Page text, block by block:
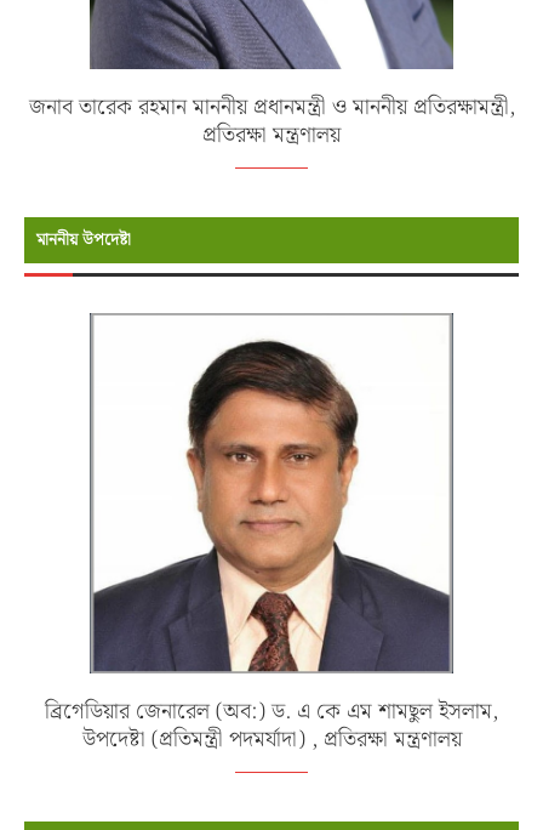
জনাব তারেক রহমান মাননীয় প্রধানমন্ত্রী ও মাননীয় প্রতিরক্ষামন্ত্রী,
প্রতিরক্ষা মন্ত্রণালয়
মাননীয় উপদেষ্টা
ব্রিগেডিয়ার জেনারেল (অব:) ড. এ কে এম শামছুল ইসলাম,
উপদেষ্টা (প্রতিমন্ত্রী পদমর্যাদা) , প্রতিরক্ষা মন্ত্রণালয়